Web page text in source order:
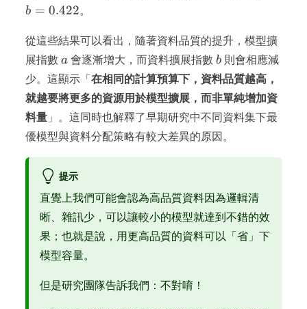
b = 0.422。
從這些結果可以看出，隨著資料品質的提升，模型擴
展指數a
a 會逐漸增大，而資料擴展指數b
b 則會相應減
少。這顯示「在相同的計算預算下，資料品質越高，
就越要將更多的資源用於模型擴展，而非單純增加資
料量 」。這同時也解釋了早期研究中不同資料集下最
優模型與資料分配策略有較大差異的原因。
提示
直覺上我們可能會認為高品質資料因為邏輯清
晰、雜訊少，可以讓較小的模型就達到不錯的效
果；也就是說，用更高品質的資料可以「省」下
模型容量。
但是研究團隊告訴我們：不對唷！